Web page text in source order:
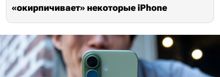
«окирпичивает» некоторые iPhone